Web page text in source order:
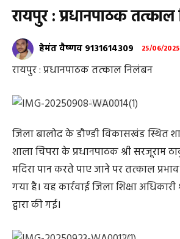
रायपुर : प्रधानपाठक
हेमंत वैष्णव 9131614309 25/06/
रायपुर : प्रधानपाठक तत्काल निलंबन
जिला बालोद के डौण्डी विकासखंड स्थित
शाला चिपरा के प्रधानपाठक श्री सरजूराम
मदिरा पान करते पाए जाने पर तत्काल
गया है। यह कार्रवाई जिला शिक्षा
द्वारा की गई।